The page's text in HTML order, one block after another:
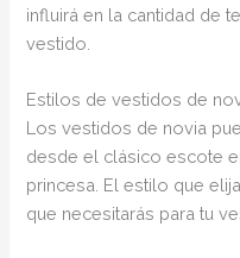
influirá en la cantidad de
vestido.
Estilos de vestidos de
Los vestidos de novia
desde el clásico escote
princesa. El estilo que
que necesitarás para tu